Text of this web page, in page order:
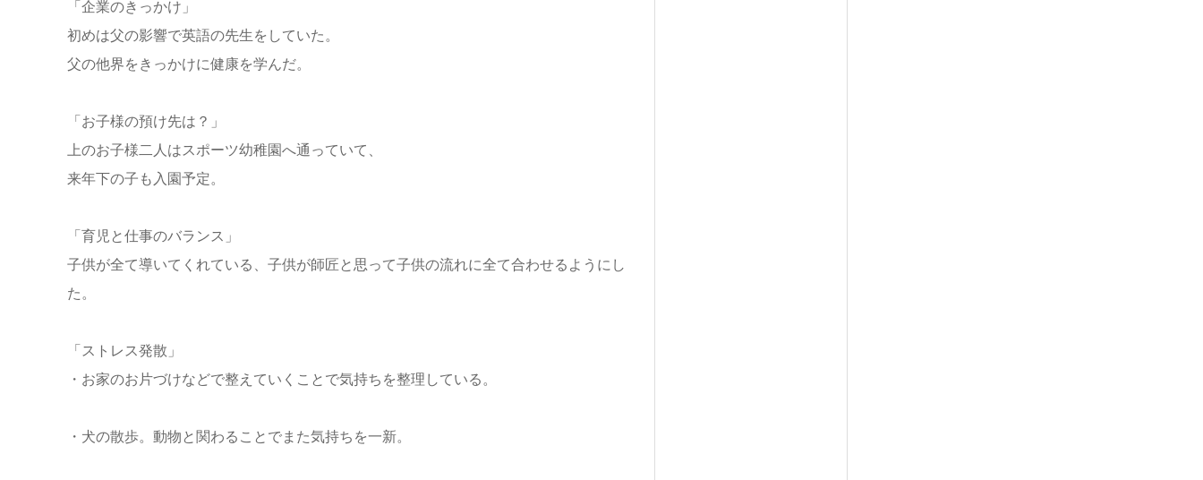
「企業のきっかけ」
初めは父の影響で英語の先生をしていた。
父の他界をきっかけに健康を学んだ。
「お子様の預け先は？」
上のお子様二人はスポーツ幼稚園へ通っていて、
来年下の子も入園予定。
「育児と仕事のバランス」
子供が全て導いてくれている、子供が師匠と思って子供の流れに全て合わせるようにし
た。
「ストレス発散」
・お家のお片づけなどで整えていくことで気持ちを整理している。
・犬の散歩。動物と関わることでまた気持ちを一新。